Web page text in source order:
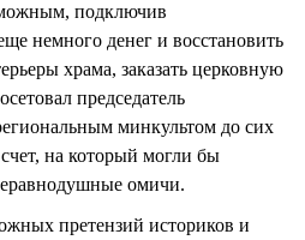
подключив
немного денег и восстановить
храма, заказать церковную
председатель
минкультом до сих
на который могли бы
омичи.
претензий историков и